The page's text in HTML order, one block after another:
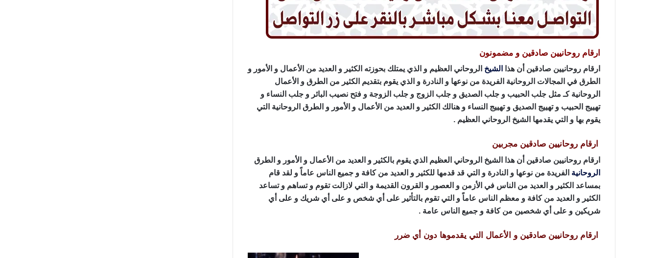
ارقام روحانيين صادقين و مضمونون
ارقام روحانيين صادقين أن هذا الشيخ الروحاني العظيم و الذي يمتلك بحوزته الكثير و العديد من الأعمال و الأمور و
الطرق في المجالات الروحانية الفريدة من نوعها و النادرة و الذي يقوم بتقديم الكثير من الطرق و الأعمال
الروحانية كـ مثل جلب الحبيب و جلب الصديق و جلب الزوج و جلب الزوجة و فتح نصيب البائر و جلب النساء و
تهييج الحبيب و تهييج الصديق و تهييج النساء و هنالك الكثير و العديد من الأعمال و الأمور و الطرق الروحانية التي
يقوم بها و التي يقدمها الشيخ الروحاني العظيم .
ارقام روحانيين صادقين مجربين
ارقام روحانيين صادقين أن هذا الشيخ الروحاني العظيم الذي يقوم بالكثير و العديد من الأعمال و الأمور و الطرق
الروحانية الفريدة من نوعها و النادرة و التي قد قدمها للكثير و العديد من كافة و جميع الناس عاماً و لقد قام
بمساعد الكثير و العديد من الناس في الأزمن و العصور و القرون القديمة و التي لازالت تقوم و تساهم و تساعد
الكثير و العديد من كافة و معظم الناس عاماً و التي تقوم بالتأثير على أي شخص و على أي شريك و على أي
شريكين و على أي شخصين من كافة و جميع الناس عامة .
ارقام روحانيين صادقين و الأعمال التي يقدموها دون أي ضرر